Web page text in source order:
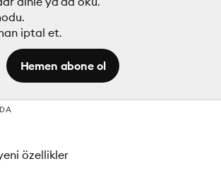
iptal et.
Hemen abone ol
özellikler